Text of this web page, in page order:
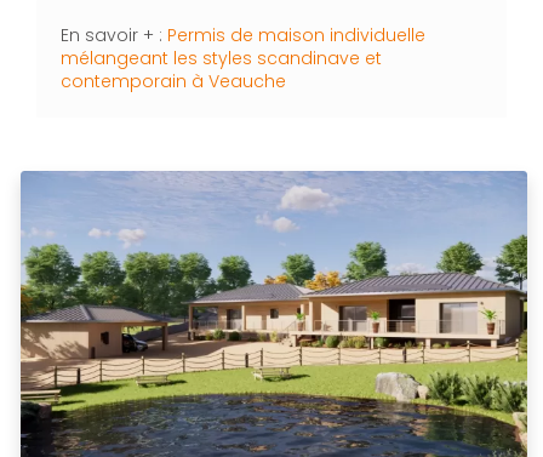
En savoir + : Permis de maison individuelle
mélangeant les styles scandinave et
contemporain à Veauche